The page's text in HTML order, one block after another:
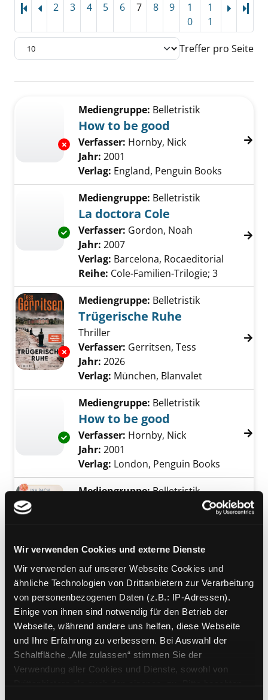
Wir verwenden Cookies und externe Dienste
Wir verwenden auf unserer Webseite Cookies und
ähnliche Technologien von Drittanbietern zur Verarbeitung
von personenbezogenen Daten (z.B.: IP-Adressen).
Einige von ihnen sind notwendig für den Betrieb der
Webseite, während andere uns helfen, diese Webseite
und Ihre Erfahrung zu verbessern. Bei Auswahl der
Schaltfläche „Alle zulassen“ stimmen Sie der
Verwendung aller Cookies und Dienste, sowohl von
2 3 4 5 6 7 8 9
1
0
1
1
Treffer pro Seite
Zu den Suchfiltern springen
Exemplar-Details von How to be good
Mediengruppe: Belletristik
How to be good
Verfasser: Hornby, Nick Suche nach
Jahr: 2001
Verlag: England, Penguin Books
Exemplar-Details von La doctora Cole
Mediengruppe: Belletristik
La doctora Cole
Verfasser: Gordon, Noah Suche nach
Jahr: 2007
Verlag: Barcelona, Rocaeditorial
Reihe: Cole-Familien-Trilogie; 3
Exemplar-Details von Trügerische Ruhe
Mediengruppe: Belletristik
Trügerische Ruhe
Thriller
Verfasser: Gerritsen, Tess
Jahr: 2026
Verlag: München, Blanvalet
Exemplar-Details von How to be good
Mediengruppe: Belletristik
How to be good
Verfasser: Hornby, Nick Suche nach
Jahr: 2001
Verlag: London, Penguin Books
Mediengruppe:Belletristik
Verlag:München, Goldmann
Übergeordnetes Werk:Die
Münchner Ärztinnen
Bandangabe: 02
Exemplar-Details von Yours Truly anzeigen
Mediengruppe:Belletristik
Yours Truly
Roman
Verfasser:Jimenez, AbbySuche nach